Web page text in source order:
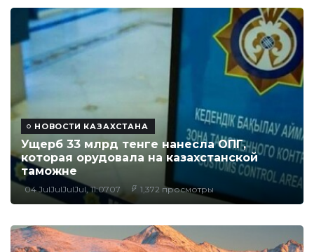
НОВОСТИ КАЗАХСТАНА
Ущерб 33 млрд тенге нанесла ОПГ,
которая орудовала на казахстанской
таможне
04 JulJulJulJul, 11:0707 1,372 просмотры